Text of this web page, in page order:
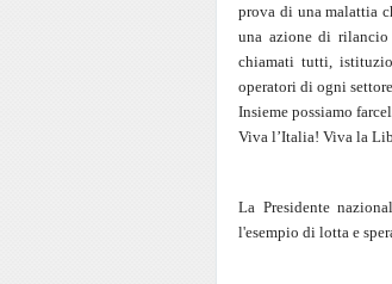
prova di una malattia
una azione di rilancio
chiamati tutti,
operatori di ogni settore.
Insieme possiamo
Viva l’Italia! Viva la
La Presidente
l'esempio di lotta e